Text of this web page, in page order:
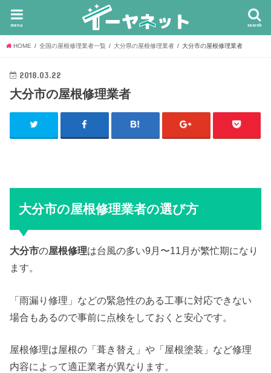
search
menu
HOME 全国の屋根修理業者一覧 大分県の屋根修理業者 大分市の屋根修理業者
2018.03.22
大分市の屋根修理業者
大分市の屋根修理業者の選び方
大分市の屋根修理は台風の多い9月〜11月が繁忙期になり
ます。
「雨漏り修理」などの緊急性のある工事に対応できない
場合もあるので事前に点検をしておくと安心です。
屋根修理は屋根の「葺き替え」や「屋根塗装」など修理
内容によって適正業者が異なります。